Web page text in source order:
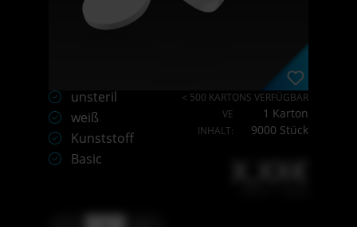
unsteril
weiß
Kunststoff
Basic
< 500 KARTONS VERFÜGBAR
VE
1 Karton
INHALT: 9000 Stück
X,XX€